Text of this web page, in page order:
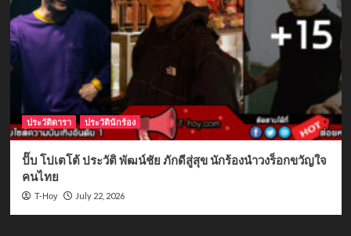
ประวัติดารา ประวัตินักร้อง
ปั๊บ โปเตโต้ ประวัติ พัฒน์ชัย ภักดีสู่สุข นักร้องนำวงร็อกขวัญใจ
คนไทย
T-Hoy July 22, 2026